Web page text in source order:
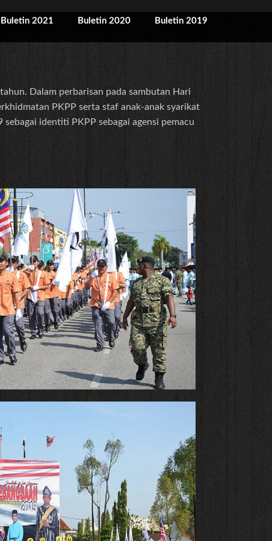
Buletin 2021 Buletin 2020 Buletin 2019
Dalam perbarisan pada sambutan Hari
PKPP serta staf anak-anak syarikat
identiti PKPP sebagai agensi pemacu